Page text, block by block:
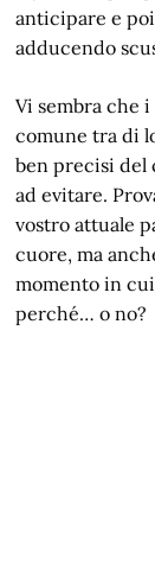
anticipare e
adducendo
Vi sembra che
comune tra di
ben precisi del
ad evitare.
vostro attuale
cuore, ma
momento in
perché… o no?